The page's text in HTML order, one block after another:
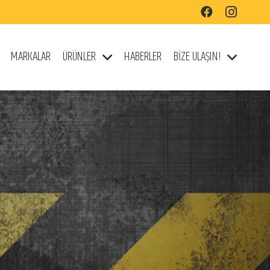
MARKALAR ÜRÜNLER HABERLER BİZE ULAŞIN!